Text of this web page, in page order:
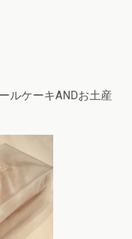
ルケーキANDお土産